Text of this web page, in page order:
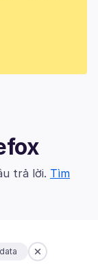
trả lời. Tìm